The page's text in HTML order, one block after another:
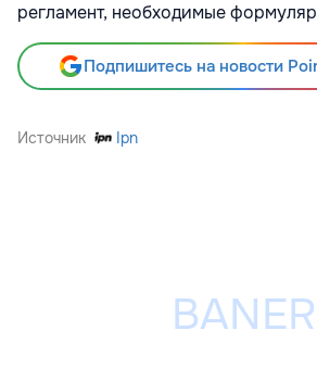
регламент, необходимые
Подпишитесь на новости
Источник Ipn